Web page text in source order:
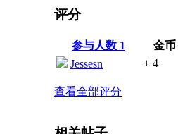
评分
参与人数 1 金币
Jessesn
+ 4
查看全部评分